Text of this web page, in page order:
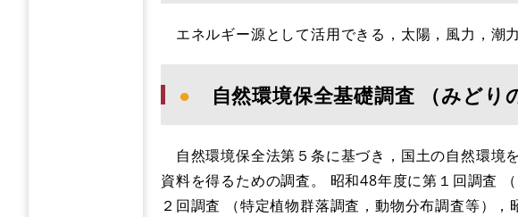
エネルギー源として活用できる，太陽，風力，潮
● 自然環境保全基礎調査 （みどり
自然環境保全法第５条に基づき，国土の自然環境
資料を得るための調査。 昭和48年度に第１回調査
２回調査 （特定植物群落調査，動物分布調査等）